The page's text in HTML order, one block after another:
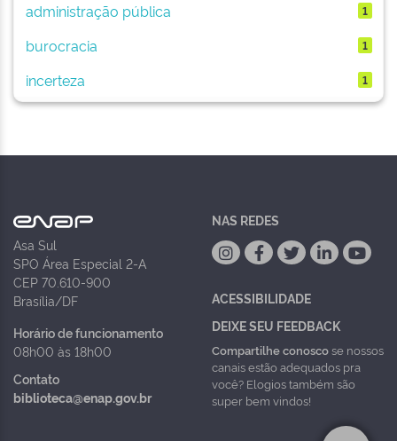
administração pública
1
burocracia 1
incerteza 1
Asa Sul
SPO Área Especial 2-A
CEP 70.610-900
Brasília/DF
Horário de funcionamento
08h00 às 18h00
Contato
biblioteca@enap.gov.br
NAS REDES
ACESSIBILIDADE
DEIXE SEU FEEDBACK
Compartilhe conoscose nossos
canais estão adequados pra
você? Elogios também são
super bem vindos!